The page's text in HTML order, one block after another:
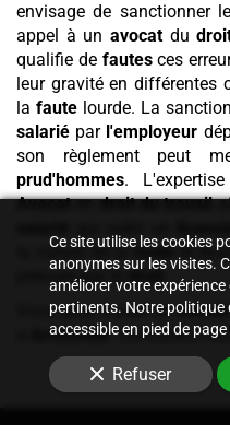
envisage de sanctionner
appel à un avocatdu
qualifie de fautesces
leur gravité en différentes
la faute lourde. La
salarié par l'employeur
son règlement peut
prud'hommes.
Avocatendroit du travail
la nature de lafauteet
prévues par le
droit
Vous avez trouvé un
Arnouville. Contactez-
Ce site utilise les cookies
anonymes sur les visites.
améliorer votre
pertinents. Notre politique
accessible en pied de
Refuser